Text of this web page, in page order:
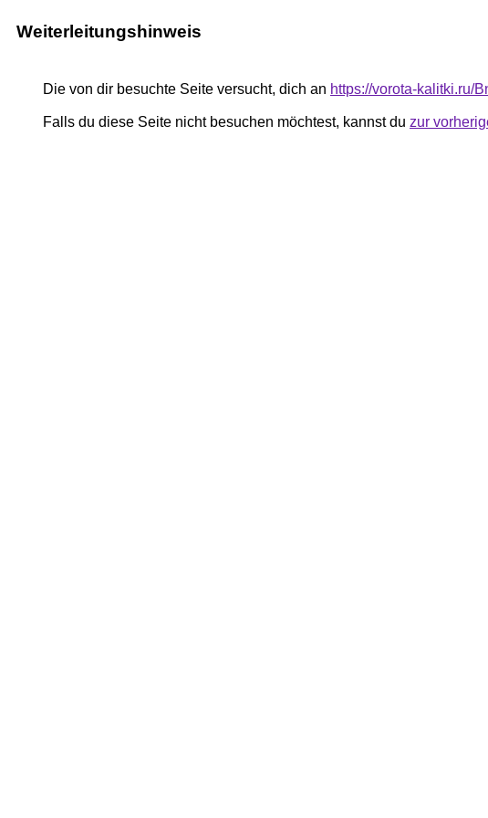
Weiterleitungshinweis
Die von dir besuchte Seite versucht, dich an https://vorota-kalitki.ru/
Falls du diese Seite nicht besuchen möchtest, kannst du zur